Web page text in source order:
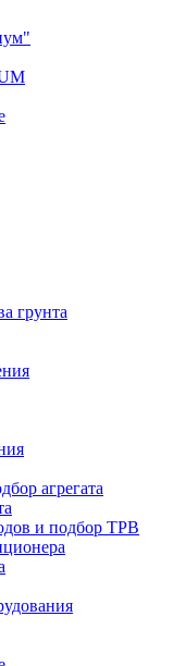
грунта
агрегата
и подбор ТРВ